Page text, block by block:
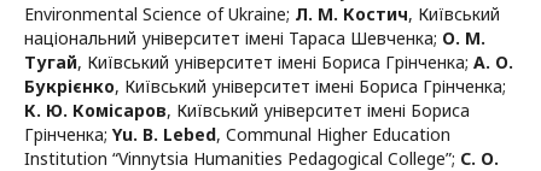
Environmental Science of Ukraine; Л. М. Костич, Київський
національний університет імені Тараса Шевченка; О. М.
Тугай, Київський університет імені Бориса Грінченка; А. О.
Букрієнко, Київський університет імені Бориса Грінченка;
К. Ю. Комісаров, Київський університет імені Бориса
Грінченка; Yu. B. Lebed, Communal Higher Education
Institution “Vinnytsia Humanities Pedagogical College”; С. О.